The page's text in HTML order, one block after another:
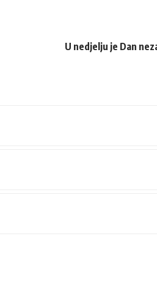
U nedjelju je Dan